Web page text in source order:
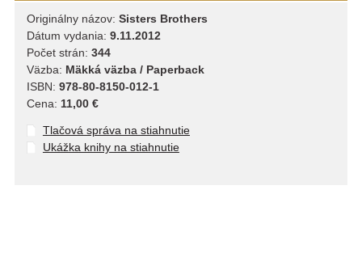
Originálny názov: Sisters Brothers
Dátum vydania: 9.11.2012
Počet strán: 344
Väzba: Mäkká väzba / Paperback
ISBN: 978-80-8150-012-1
Cena: 11,00 €
Tlačová správa na stiahnutie
Ukážka knihy na stiahnutie